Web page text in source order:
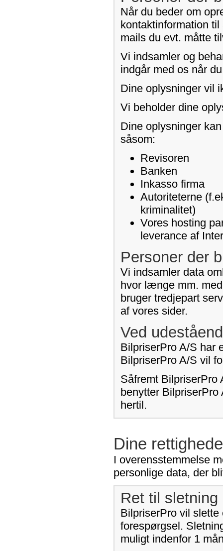
Når du beder om
kontaktinformation
mails du evt. måtte
Vi indsamler og
indgår med os når
Dine oplysninger vil
Vi beholder dine
Dine oplysninger
såsom:
Revisoren
Banken
Inkasso firma
Autoriteterne
kriminalitet)
Vores hosting
leverance af
Personer der
Vi indsamler data
hvor længe mm.
bruger tredjepart
af vores sider.
Ved
BilpriserPro A/S har
BilpriserPro A/S vil
Såfremt BilpriserPro
benytter
hertil.
Dine
I overensstemmelse
personlige data, der
Ret til
BilpriserPro vil
forespørgsel.
muligt indenfor 1